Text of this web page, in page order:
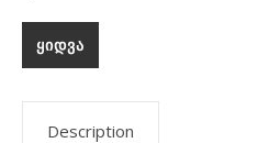
ᲧᲘᲓᲕᲐ
Description